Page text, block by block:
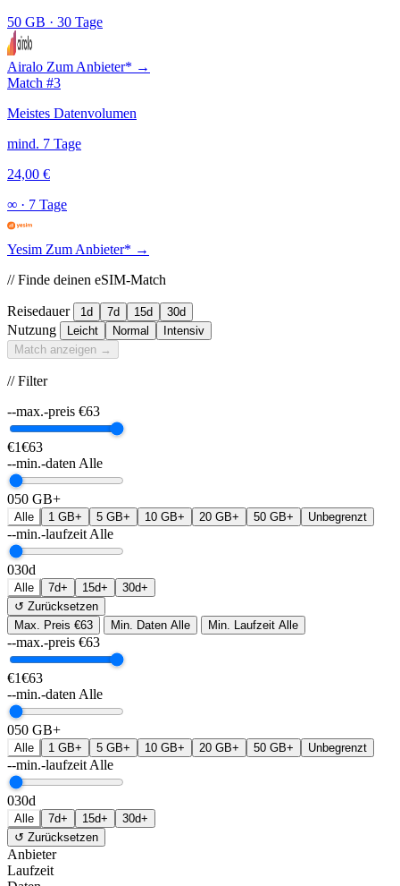
50 GB · 30 Tage
Airalo Zum Anbieter* →
Match #3
Meistes Datenvolumen
mind. 7 Tage
24,00 €
∞ · 7 Tage
Yesim Zum Anbieter* →
// Finde deinen eSIM-Match
Reisedauer 1d 7d 15d 30d
Nutzung Leicht Normal
Intensiv
Match anzeigen →
// Filter
--max.-preis €63
€1€63
--min.-daten Alle
050 GB+
Alle 1 GB+ 5 GB+ 10 GB+ 20 GB+ 50 GB+ Unbegrenzt
--min.-laufzeit Alle
030d
Alle 7d+ 15d+
30d+
↺ Zurücksetzen
Max. Preis €63 Min. Daten Alle Min. Laufzeit Alle
--max.-preis €63
€1€63
--min.-daten Alle
050 GB+
Alle 1 GB+ 5 GB+ 10 GB+ 20 GB+ 50 GB+ Unbegrenzt
--min.-laufzeit Alle
030d
Alle 7d+ 15d+
30d+
↺ Zurücksetzen
Anbieter
Laufzeit